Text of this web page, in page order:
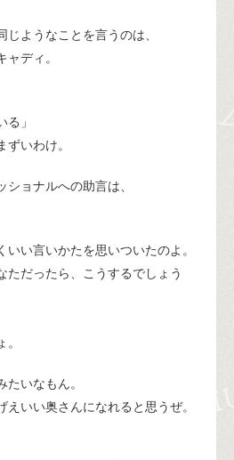
じようなことを言うのは、
ディ。
る」
いわけ。
ョナルへの助言は、
いい言いかたを思いついたのよ。
ただったら、こうするでしょう
いなもん。
いい奥さんになれると思うぜ。